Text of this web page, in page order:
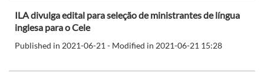
ILA divulga edital para seleção de ministrantes de língua
inglesa para o Cele
Published in 2021-06-21 - Modified in 2021-06-21 15:28